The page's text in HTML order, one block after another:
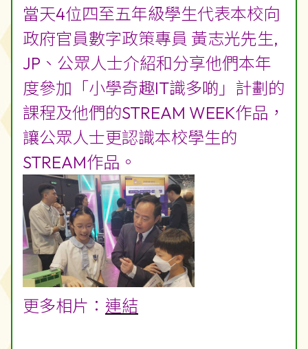
當天4位四至五年級學生代表本校向
政府官員數字政策專員 黃志光先生,
JP、公眾人士介紹和分享他們本年
度參加「小學奇趣IT識多啲」計劃的
課程及他們的STREAM WEEK作品，
讓公眾人士更認識本校學生的
STREAM作品。
更多相片： 連結